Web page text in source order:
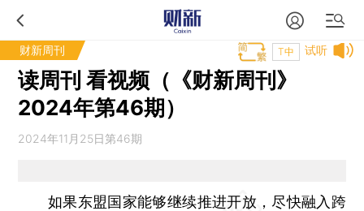
财新周刊 试听
T中
读周刊 看视频（《财新周刊》
2024年第46期）
2024年11月25日第46期
如果东盟国家能够继续推进开放，尽快融入跨